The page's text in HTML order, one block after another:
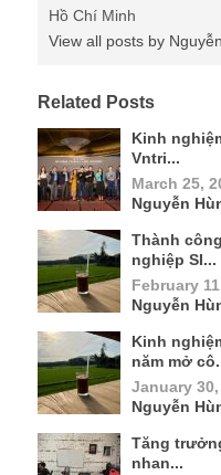
Hồ Chí Minh
View all posts by
Related Posts
Kinh
Vntri...
March 25,
Nguyễn
Thành
nghiệp SI...
February
Nguyễn
Kinh
năm mở
January 30,
Nguyễn
Tăng
nhan...